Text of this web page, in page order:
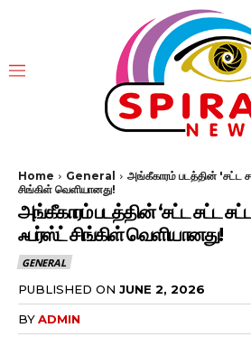
Home General
அங்கீகாரம் படத்தின் 'சட்ட
சிங்கிள் வெளியானது!
அங்கீகாரம் படத்தின் ‘சட்ட சட்ட
ஃபர்ஸ்ட் சிங்கிள் வெளியானது!
GENERAL
PUBLISHED ON JUNE 2, 2026
BYADMIN